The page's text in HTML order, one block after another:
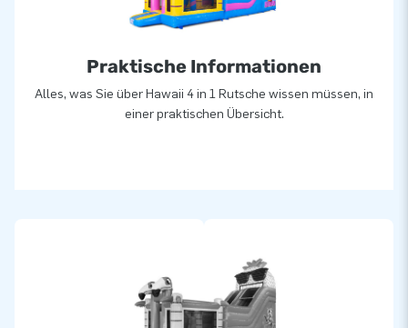
Praktische Informationen
Alles, was Sie über Hawaii 4 in 1 Rutsche wissen müssen, in
einer praktischen Übersicht.